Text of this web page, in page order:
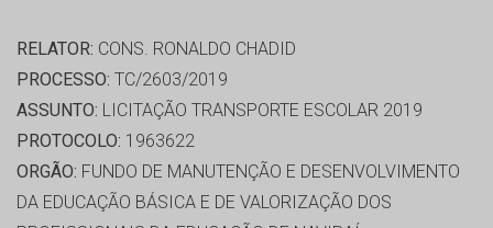
RELATOR: CONS. RONALDO CHADID
PROCESSO: TC/2603/2019
ASSUNTO: LICITAÇÃO TRANSPORTE ESCOLAR 2019
PROTOCOLO: 1963622
ORGÃO: FUNDO DE MANUTENÇÃO E DESENVOLVIMENTO
DA EDUCAÇÃO BÁSICA E DE VALORIZAÇÃO DOS